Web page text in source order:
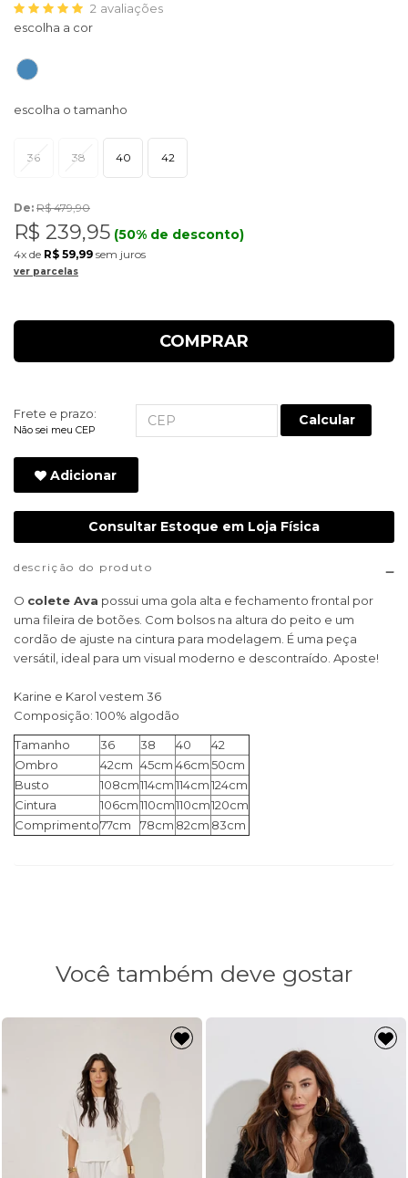
2 avaliações
36 38 40 42
De: R$ 479,90
R$ 239,95 (50% de desconto)
4x de R$ 59,99 sem juros
ver parcelas
COMPRAR
Frete e prazo:
Não sei meu CEP
Calcular
Adicionar
Consultar Estoque em Loja Física
descrição do produto
O colete Ava possui uma gola alta e fechamento frontal por
uma fileira de botões. Com bolsos na altura do peito e um
cordão de ajuste na cintura para modelagem. É uma peça
versátil, ideal para um visual moderno e descontraído. Aposte!
Karine e Karol vestem 36
Composição: 100% algodão
Tamanho
36 38 40
42
Ombro
42cm 45cm 46cm50cm
Busto
108cm114cm114cm124cm
Cintura
106cm110cm110cm120cm
Comprimento77cm 78cm 82cm 83cm
Você também deve gostar